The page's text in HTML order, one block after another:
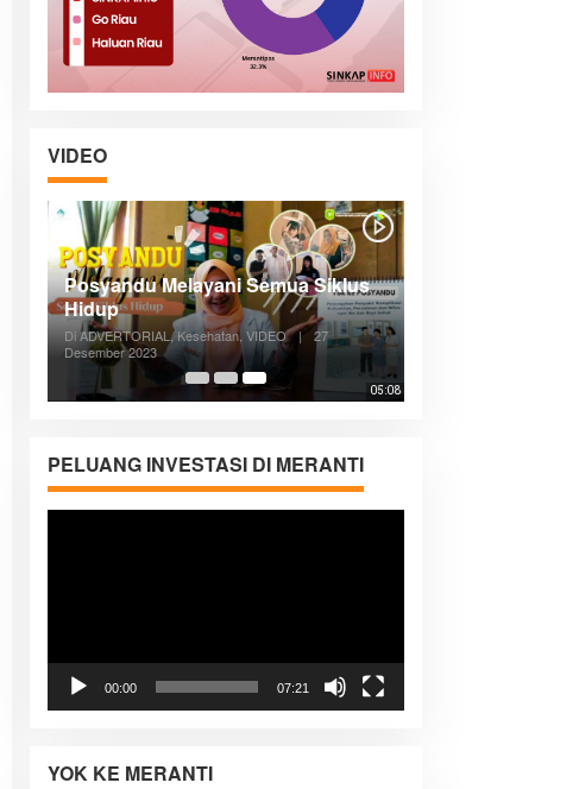
VIDEO
05:08
Posyandu Melayani Semua Siklus
Hidup
Di ADVERTORIAL, Kesehatan, VIDEO |
27
Desember 2023
PELUANG INVESTASI DI MERANTI
00:00 07:21
YOK KE MERANTI